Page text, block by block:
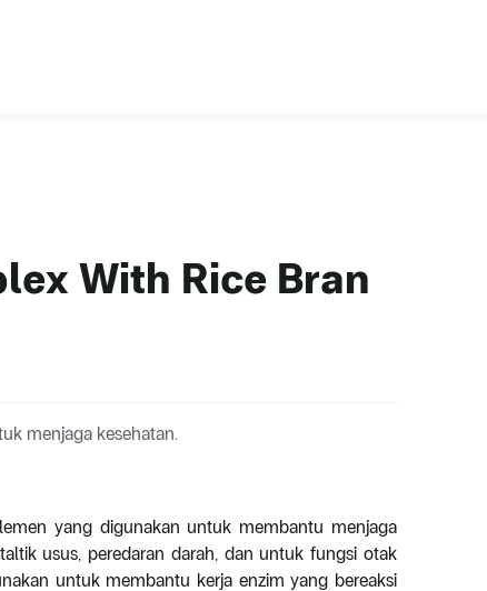
With Rice Bran
menjaga kesehatan.
yang digunakan untuk membantu menjaga
usus, peredaran darah, dan untuk fungsi otak
untuk membantu kerja enzim yang bereaksi